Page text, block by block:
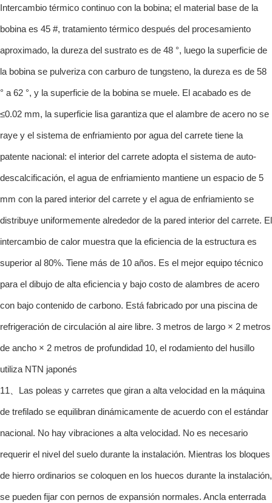
Intercambio térmico continuo con la bobina; el material base de la
bobina es 45 #, tratamiento térmico después del procesamiento
aproximado, la dureza del sustrato es de 48 °, luego la superficie de
la bobina se pulveriza con carburo de tungsteno, la dureza es de 58
° a 62 °, y la superficie de la bobina se muele. El acabado es de
≤0.02 mm, la superficie lisa garantiza que el alambre de acero no se
raye y el sistema de enfriamiento por agua del carrete tiene la
patente nacional: el interior del carrete adopta el sistema de auto-
descalcificación, el agua de enfriamiento mantiene un espacio de 5
mm con la pared interior del carrete y el agua de enfriamiento se
distribuye uniformemente alrededor de la pared interior del carrete. El
intercambio de calor muestra que la eficiencia de la estructura es
superior al 80%. Tiene más de 10 años. Es el mejor equipo técnico
para el dibujo de alta eficiencia y bajo costo de alambres de acero
con bajo contenido de carbono. Está fabricado por una piscina de
refrigeración de circulación al aire libre. 3 metros de largo × 2 metros
de ancho × 2 metros de profundidad 10, el rodamiento del husillo
utiliza NTN japonés
11、Las poleas y carretes que giran a alta velocidad en la máquina
de trefilado se equilibran dinámicamente de acuerdo con el estándar
nacional. No hay vibraciones a alta velocidad. No es necesario
requerir el nivel del suelo durante la instalación. Mientras los bloques
de hierro ordinarios se coloquen en los huecos durante la instalación,
se pueden fijar con pernos de expansión normales. Ancla enterrada